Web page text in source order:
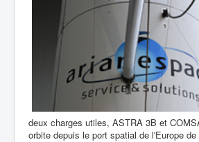
deux charges utiles, ASTRA 3B et
orbite depuis le port spatial de l'Europe